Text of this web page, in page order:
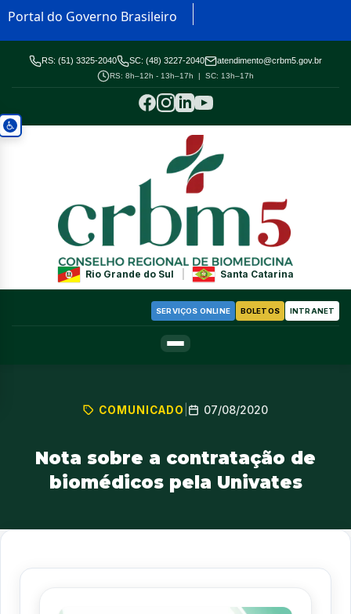
Portal do Governo Brasileiro
RS: (51) 3325-2040 SC: (48) 3227-2040 atendimento@crbm5.gov.br
RS: 8h–12h - 13h–17h | SC: 13h–17h
Rio Grande do Sul Santa Catarina
SERVIÇOS ONLINE BOLETOS INTRANET
COMUNICADO 07/08/2020
Nota sobre a contratação de
biomédicos pela Univates